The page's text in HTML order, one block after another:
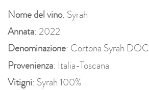
Nome del vino: Syrah
Annata: 2022
Denominazione: Cortona Syrah DOC
Provenienza: Italia-Toscana
Vitigni: Syrah 100%